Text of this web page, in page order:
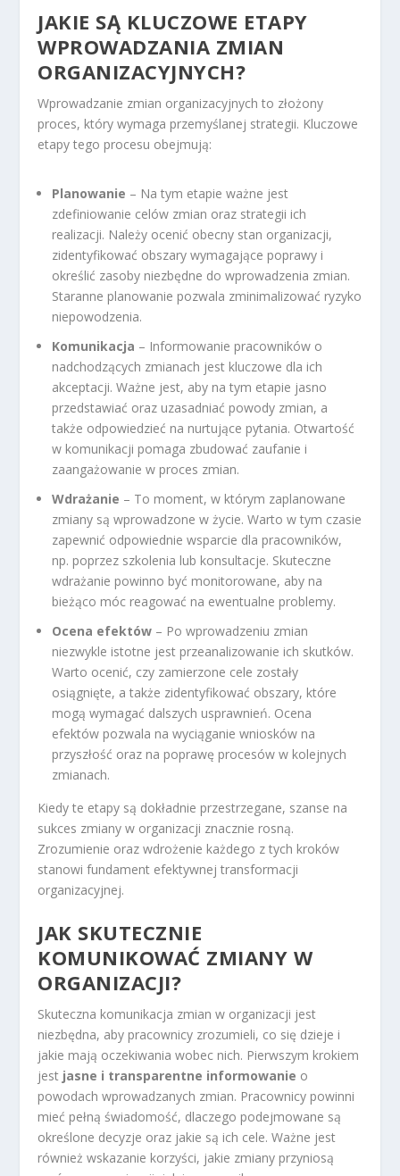
JAKIE SĄ KLUCZOWE ETAPY
WPROWADZANIA ZMIAN
ORGANIZACYJNYCH?
Wprowadzanie zmian organizacyjnych to złożony
proces, który wymaga przemyślanej strategii. Kluczowe
etapy tego procesu obejmują:
Planowanie – Na tym etapie ważne jest
zdefiniowanie celów zmian oraz strategii ich
realizacji. Należy ocenić obecny stan organizacji,
zidentyfikować obszary wymagające poprawy i
określić zasoby niezbędne do wprowadzenia zmian.
Staranne planowanie pozwala zminimalizować ryzyko
niepowodzenia.
Komunikacja – Informowanie pracowników o
nadchodzących zmianach jest kluczowe dla ich
akceptacji. Ważne jest, aby na tym etapie jasno
przedstawiać oraz uzasadniać powody zmian, a
także odpowiedzieć na nurtujące pytania. Otwartość
w komunikacji pomaga zbudować zaufanie i
zaangażowanie w proces zmian.
Wdrażanie – To moment, w którym zaplanowane
zmiany są wprowadzone w życie. Warto w tym czasie
zapewnić odpowiednie wsparcie dla pracowników,
np. poprzez szkolenia lub konsultacje. Skuteczne
wdrażanie powinno być monitorowane, aby na
bieżąco móc reagować na ewentualne problemy.
Ocena efektów – Po wprowadzeniu zmian
niezwykle istotne jest przeanalizowanie ich skutków.
Warto ocenić, czy zamierzone cele zostały
osiągnięte, a także zidentyfikować obszary, które
mogą wymagać dalszych usprawnień. Ocena
efektów pozwala na wyciąganie wniosków na
przyszłość oraz na poprawę procesów w kolejnych
zmianach.
Kiedy te etapy są dokładnie przestrzegane, szanse na
sukces zmiany w organizacji znacznie rosną.
Zrozumienie oraz wdrożenie każdego z tych kroków
stanowi fundament efektywnej transformacji
organizacyjnej.
JAK SKUTECZNIE
KOMUNIKOWAĆ ZMIANY W
ORGANIZACJI?
Skuteczna komunikacja zmian w organizacji jest
niezbędna, aby pracownicy zrozumieli, co się dzieje i
jakie mają oczekiwania wobec nich. Pierwszym krokiem
jest jasne i transparentne informowanie o
powodach wprowadzanych zmian. Pracownicy powinni
mieć pełną świadomość, dlaczego podejmowane są
określone decyzje oraz jakie są ich cele. Ważne jest
również wskazanie korzyści, jakie zmiany przyniosą